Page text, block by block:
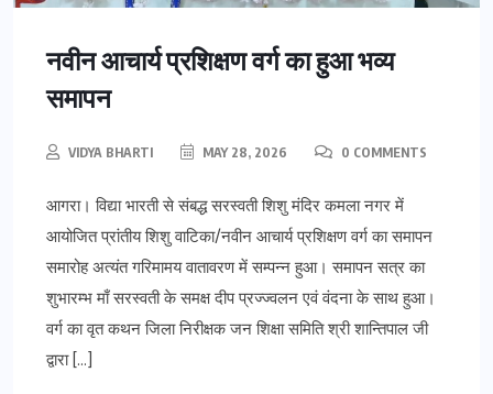
नवीन आचार्य प्रशिक्षण वर्ग का हुआ भव्य
समापन
VIDYA BHARTI MAY 28, 2026 0 COMMENTS
आगरा। विद्या भारती से संबद्ध सरस्वती शिशु मंदिर कमला नगर में
आयोजित प्रांतीय शिशु वाटिका/नवीन आचार्य प्रशिक्षण वर्ग का समापन
समारोह अत्यंत गरिमामय वातावरण में सम्पन्न हुआ। समापन सत्र का
शुभारम्भ माँ सरस्वती के समक्ष दीप प्रज्ज्वलन एवं वंदना के साथ हुआ।
वर्ग का वृत कथन जिला निरीक्षक जन शिक्षा समिति श्री शान्तिपाल जी
द्वारा […]